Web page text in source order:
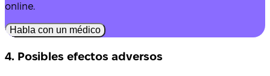
online.
Habla con un médico
4. Posibles efectos adversos